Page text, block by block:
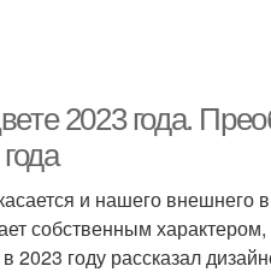
2023 года.
и нашего
собственным
2023 году рассказал